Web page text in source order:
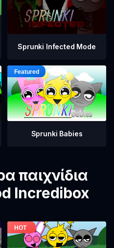
Sprunki Infected Mode
Sprunki Babies
παιχνίδια
Incredibox